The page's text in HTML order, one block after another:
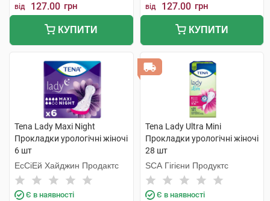
від 127.00 грн
КУПИТИ
від 127.00 грн
КУПИТИ
Tena Lady Maxi Night
Прокладки урологічні жіночі
6 шт
ЕсСіЕй Хайджин Продактс
Є в наявності
Tena Lady Ultra Mini
Прокладки урологічні жіночі
28 шт
SCA Гігієни Продуктс
Є в наявності